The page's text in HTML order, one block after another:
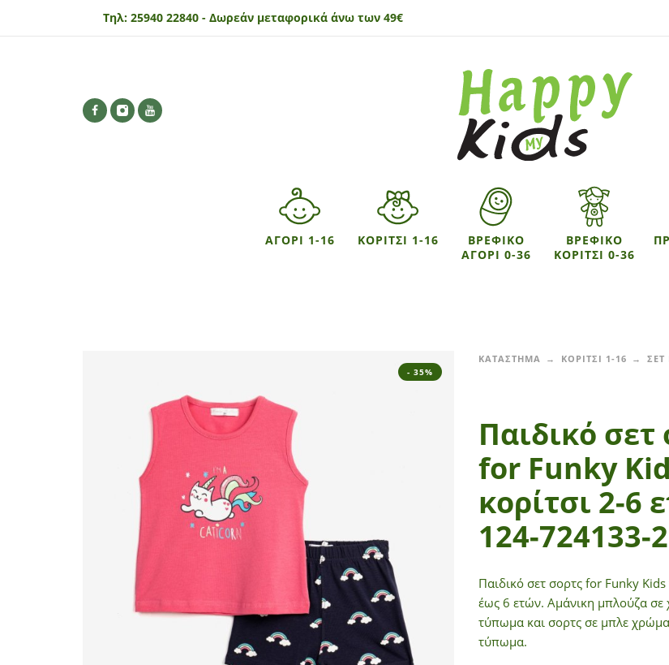
Τηλ: 25940 22840 - Δωρεάν μεταφορικά άνω των 49€
ΑΓΟΡΙ 1-16 ΚΟΡΙΤΣΙ 1-16
ΒΡΕΦΙΚΟ
ΑΓΟΡΙ 0-36
ΒΡΕΦΙΚΟ
ΚΟΡΙΤΣΙ 0-36
- 35%
ΚΑΤΑΣΤΗΜΑ ΚΟΡΙΤΣΙ 1-16 ΣΕΤ
Παιδικό σετ
for Funky
κορίτσι 2-6
124-724133-
Παιδικό σετ σορτς for Funky Kids
έως 6 ετών. Αμάνικη μπλούζα σε
τύπωμα και σορτς σε μπλε
τύπωμα.